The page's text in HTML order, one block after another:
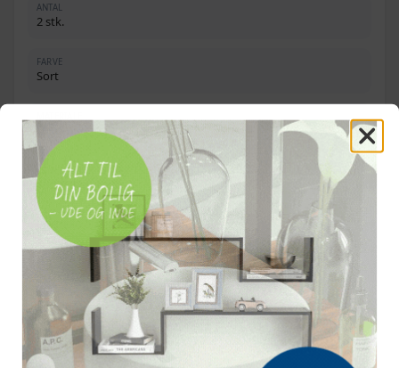
ANTAL
2 stk.
FARVE
Sort
EGNET TIL HJULSTØRRELSE
15 x 6.00-6 (4PR)
UDVENDIG DIAMETER
33 cm
INDVENDIG DIAMETER
15 cm
BREDDE
10,5 cm